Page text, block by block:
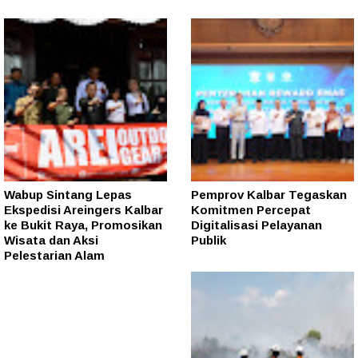
Wabup Sintang Lepas
Ekspedisi Areingers Kalbar
ke Bukit Raya, Promosikan
Wisata dan Aksi
Pelestarian Alam
Pemprov Kalbar Tegaskan
Komitmen Percepat
Digitalisasi Pelayanan
Publik